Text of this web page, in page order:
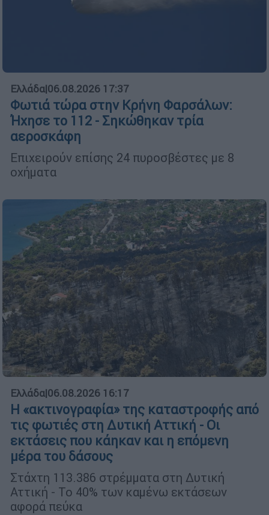
Ελλάδα|06.08.2026 17:37
Φωτιά τώρα στην Κρήνη Φαρσάλων:
Ήχησε το 112 - Σηκώθηκαν τρία
αεροσκάφη
Επιχειρούν επίσης 24 πυροσβέστες με 8
οχήματα
Ελλάδα|06.08.2026 16:17
Η «ακτινογραφία» της καταστροφής από
τις φωτιές στη Δυτική Αττική - Οι
εκτάσεις που κάηκαν και η επόμενη
μέρα του δάσους
Στάχτη 113.386 στρέμματα στη Δυτική
Αττική - Το 40% των καμένω εκτάσεων
αφορά πεύκα